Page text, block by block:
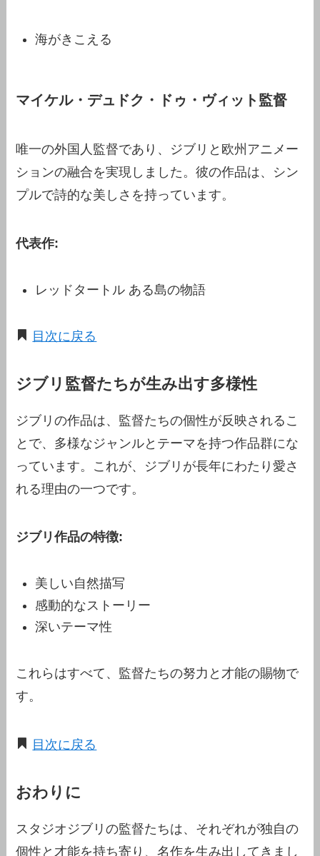
海がきこえる
マイケル・デュドク・ドゥ・ヴィット監督
唯一の外国人監督であり、ジブリと欧州アニメー
ションの融合を実現しました。彼の作品は、シン
プルで詩的な美しさを持っています。
代表作:
レッドタートル ある島の物語
目次に戻る
ジブリ監督たちが生み出す多様性
ジブリの作品は、監督たちの個性が反映されるこ
とで、多様なジャンルとテーマを持つ作品群にな
っています。これが、ジブリが長年にわたり愛さ
れる理由の一つです。
ジブリ作品の特徴:
美しい自然描写
感動的なストーリー
深いテーマ性
これらはすべて、監督たちの努力と才能の賜物で
す。
目次に戻る
おわりに
スタジオジブリの監督たちは、それぞれが独自の
個性と才能を持ち寄り、名作を生み出してきまし